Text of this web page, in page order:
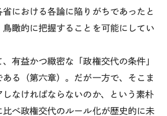
における各論に陥りがちであったと
瞰的に把握することを可能にしてい
有益かつ緻密な「政権交代の条件」
る（第六章）。だが一方で、そこま
なければならないのか、という素朴
べ政権交代のルール化が歴史的に未